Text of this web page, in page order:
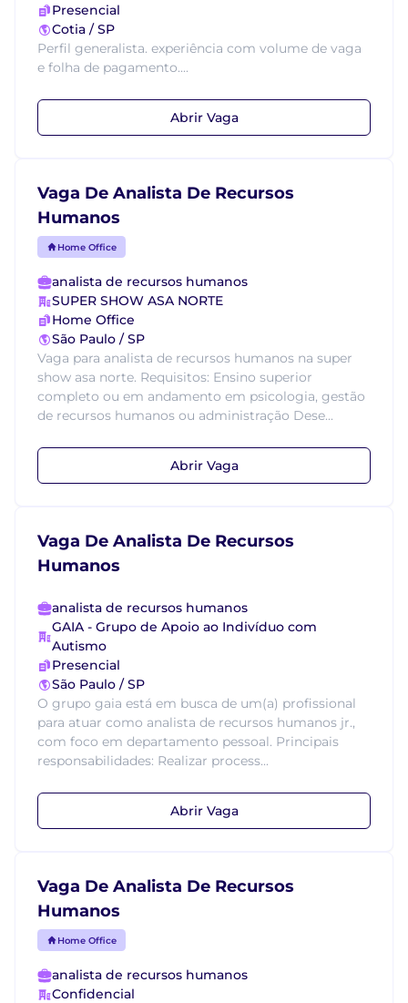
Presencial
Cotia / SP
Perfil generalista. experiência com volume de vaga
e folha de pagamento....
Abrir Vaga
Vaga De Analista De Recursos
Humanos
Home Office
analista de recursos humanos
SUPER SHOW ASA NORTE
Home Office
São Paulo / SP
Vaga para analista de recursos humanos na super
show asa norte. Requisitos: Ensino superior
completo ou em andamento em psicologia, gestão
de recursos humanos ou administração Dese...
Abrir Vaga
Vaga De Analista De Recursos
Humanos
analista de recursos humanos
GAIA - Grupo de Apoio ao Indivíduo com
Autismo
Presencial
São Paulo / SP
O grupo gaia está em busca de um(a) profissional
para atuar como analista de recursos humanos jr.,
com foco em departamento pessoal. Principais
responsabilidades: Realizar process...
Abrir Vaga
Vaga De Analista De Recursos
Humanos
Home Office
analista de recursos humanos
Confidencial